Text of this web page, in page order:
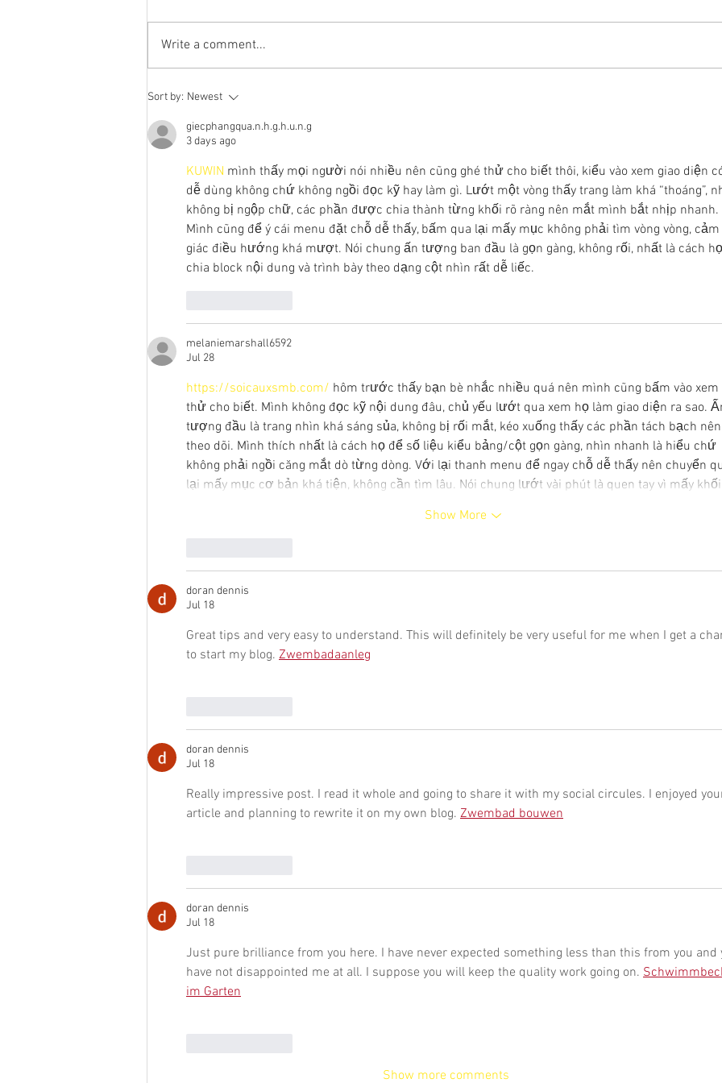
Technology and Project Groups at
Google!
and Technology as an Assistant...
Write a comment...
Sort by: Newest
giecphangqua.n.h.g.h.u.n.g
3 days ago
KUWIN mình thấy mọi người nói nhiều nên cũng ghé thử cho biết thôi, kiểu vào xem giao diện
dễ dùng không chứ không ngồi đọc kỹ hay làm gì. Lướt một vòng thấy trang làm khá “thoáng”,
không bị ngộp chữ, các phần được chia thành từng khối rõ ràng nên mắt mình bắt nhịp nhanh.
Mình cũng để ý cái menu đặt chỗ dễ thấy, bấm qua lại mấy mục không phải tìm vòng vòng, cảm
giác điều hướng khá mượt. Nói chung ấn tượng ban đầu là gọn gàng, không rối, nhất là cách họ
chia block nội dung và trình bày theo dạng cột nhìn rất dễ liếc.
melaniemarshall6592
Jul 28
https://soicauxsmb.com/ hôm trước thấy bạn bè nhắc nhiều quá nên mình cũng bấm vào xem
thử cho biết. Mình không đọc kỹ nội dung đâu, chủ yếu lướt qua xem họ làm giao diện ra sao.
tượng đầu là trang nhìn khá sáng sủa, không bị rối mắt, kéo xuống thấy các phần tách bạch
theo dõi. Mình thích nhất là cách họ để số liệu kiểu bảng/cột gọn gàng, nhìn nhanh là hiểu chứ
không phải ngồi căng mắt dò từng dòng. Với lại thanh menu để ngay chỗ dễ thấy nên chuyển
lại mấy mục cơ bản khá tiện, không cần tìm lâu. Nói chung lướt vài phút là quen tay vì mấy
Show More
doran dennis
Jul 18
Great tips and very easy to understand. This will definitely be very useful for me when I get a
to start my blog. Zwembadaanleg
doran dennis
Jul 18
Really impressive post. I read it whole and going to share it with my social circules. I enjoyed
article and planning to rewrite it on my own blog. Zwembad bouwen
doran dennis
Jul 18
Just pure brilliance from you here. I have never expected something less than this from you and
have not disappointed me at all. I suppose you will keep the quality work going on.
im Garten
Show more comments